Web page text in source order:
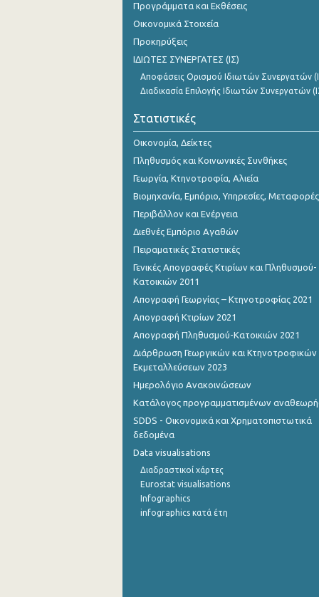
4o Τρίμηνο 2017
3o Τρίμηνο 2017
2o Τρίμηνο 2017
1o Τρίμηνο 2017
4o Τρίμηνο 2016
3o Τρίμηνο 2016
2o Τρίμηνο 2016
1o Τρίμηνο 2016
3o Τρίμηνο 2015
2o Τρίμηνο 2015
1o Τρίμηνο 2015
3o Τρίμηνο 2014
1o Τρίμηνο 2014
3o Τρίμηνο 2013
2o Τρίμηνο 2013
1o Τρίμηνο 2013
Προγράμματα και Εκθέσεις
Οικονομικά Στοιχεία
Προκηρύξεις
ΙΔΙΩΤΕΣ ΣΥΝΕΡΓΑΤΕΣ (ΙΣ)
Αποφάσεις Ορισμού Ιδιωτών Συνεργατών
Διαδικασία Επιλογής Ιδιωτών Συνεργατών
Στατιστικές
Οικονομία, Δείκτες
Πληθυσμός και Κοινωνικές Συνθήκες
Γεωργία, Κτηνοτροφία, Αλιεία
Βιομηχανία, Εμπόριο, Υπηρεσίες, Μεταφορές
Περιβάλλον και Ενέργεια
Διεθνές Εμπόριο Αγαθών
Πειραματικές Στατιστικές
Γενικές Απογραφές Κτιρίων και Πληθυσμού-
Κατοικιών 2011
Απογραφή Γεωργίας – Κτηνοτροφίας 2021
Απογραφή Κτιρίων 2021
Απογραφή Πληθυσμού-Κατοικιών 2021
Διάρθρωση Γεωργικών και Κτηνοτροφικών
Εκμεταλλεύσεων 2023
Ημερολόγιο Ανακοινώσεων
Κατάλογος προγραμματισμένων
SDDS - Οικονομικά και Χρηματοπιστωτικά
δεδομένα
Data visualisations
Διαδραστικοί χάρτες
Eurostat visualisations
Infographics
infographics κατά έτη